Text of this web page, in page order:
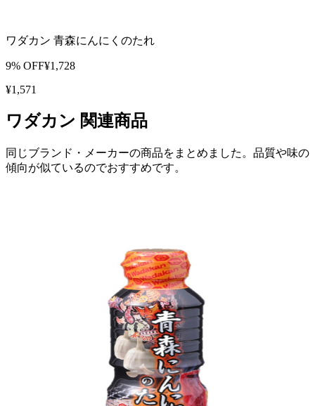
ワダカン 青森にんにくのたれ
9% OFF¥1,728
¥1,571
ワダカン 関連商品
同じブランド・メーカーの商品をまとめました。品質や味の
傾向が似ているのでおすすめです。